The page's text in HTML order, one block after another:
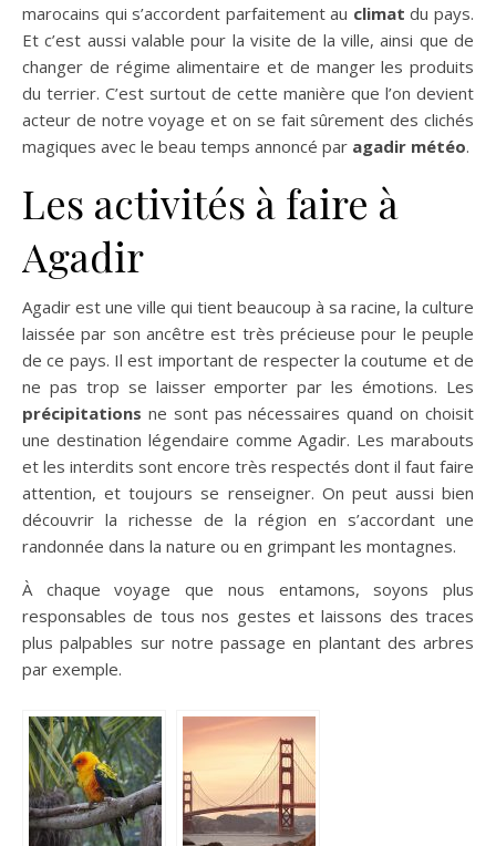
marocains qui s’accordent parfaitement au climat du pays.
Et c’est aussi valable pour la visite de la ville, ainsi que de
changer de régime alimentaire et de manger les produits
du terrier. C’est surtout de cette manière que l’on devient
acteur de notre voyage et on se fait sûrement des clichés
magiques avec le beau temps annoncé par agadir météo.
Les activités à faire à
Agadir
Agadir est une ville qui tient beaucoup à sa racine, la culture
laissée par son ancêtre est très précieuse pour le peuple
de ce pays. Il est important de respecter la coutume et de
ne pas trop se laisser emporter par les émotions. Les
précipitations ne sont pas nécessaires quand on choisit
une destination légendaire comme Agadir. Les marabouts
et les interdits sont encore très respectés dont il faut faire
attention, et toujours se renseigner. On peut aussi bien
découvrir la richesse de la région en s’accordant une
randonnée dans la nature ou en grimpant les montagnes.
À chaque voyage que nous entamons, soyons plus
responsables de tous nos gestes et laissons des traces
plus palpables sur notre passage en plantant des arbres
par exemple.